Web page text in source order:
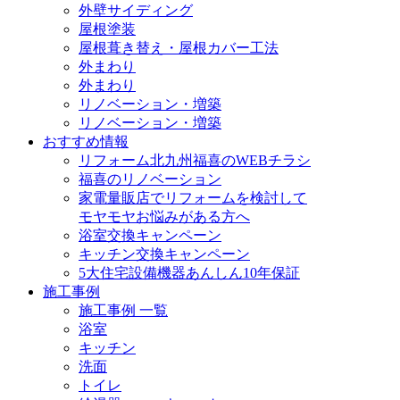
外壁サイディング
屋根塗装
屋根葺き替え・屋根カバー工法
外まわり
外まわり
リノベーション・増築
リノベーション・増築
おすすめ情報
リフォーム北九州福喜のWEBチラシ
福喜のリノベーション
家電量販店でリフォームを検討して
モヤモヤお悩みがある方へ
浴室交換キャンペーン
キッチン交換キャンペーン
5大住宅設備機器あんしん10年保証
施工事例
施工事例 一覧
浴室
キッチン
洗面
トイレ